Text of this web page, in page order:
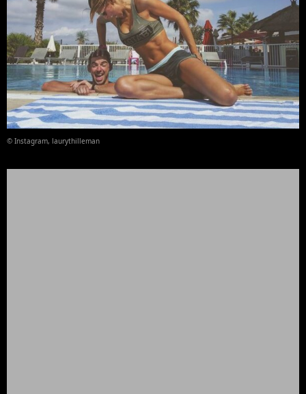
© Instagram, laurythilleman